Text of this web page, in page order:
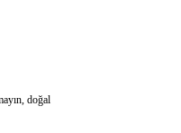
doğal